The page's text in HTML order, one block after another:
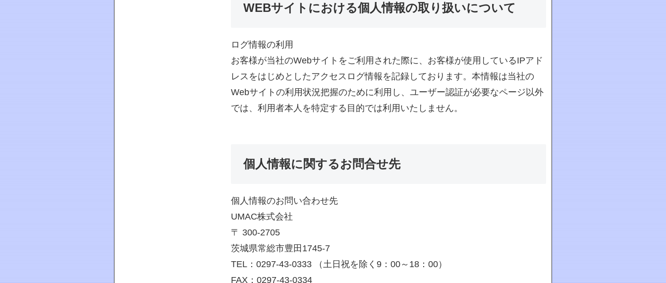
WEBサイトにおける個人情報の取り扱いについて
ログ情報の利用
お客様が当社のWebサイトをご利用された際に、お客様が使用しているIPアド
レスをはじめとしたアクセスログ情報を記録しております。本情報は当社の
Webサイトの利用状況把握のために利用し、ユーザー認証が必要なページ以外
では、利用者本人を特定する目的では利用いたしません。
個人情報に関するお問合せ先
個人情報のお問い合わせ先
UMAC株式会社
〒 300-2705
茨城県常総市豊田1745-7
TEL：0297-43-0333 （土日祝を除く9：00～18：00）
FAX：0297-43-0334